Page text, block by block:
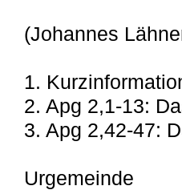
(Johannes
1.
2. Apg 2,1-13:
3. Apg 2,42-47:
Urgemeinde